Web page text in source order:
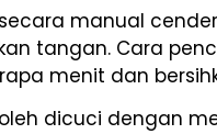
manual
tangan. Cara
menit dan
dicuci dengan